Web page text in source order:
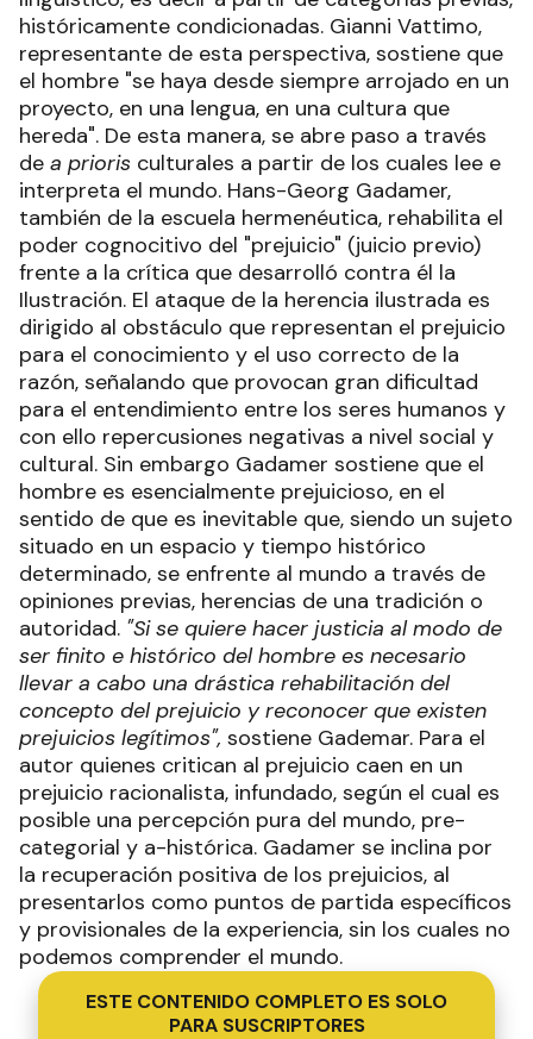
históricamente condicionadas. Gianni Vattimo,
representante de esta perspectiva, sostiene que
el hombre "se haya desde siempre arrojado en un
proyecto, en una lengua, en una cultura que
hereda". De esta manera, se abre paso a través
de a prioris culturales a partir de los cuales lee e
interpreta el mundo. Hans-Georg Gadamer,
también de la escuela hermenéutica, rehabilita el
poder cognocitivo del "prejuicio" (juicio previo)
frente a la crítica que desarrolló contra él la
Ilustración. El ataque de la herencia ilustrada es
dirigido al obstáculo que representan el prejuicio
para el conocimiento y el uso correcto de la
razón, señalando que provocan gran dificultad
para el entendimiento entre los seres humanos y
con ello repercusiones negativas a nivel social y
cultural. Sin embargo Gadamer sostiene que el
hombre es esencialmente prejuicioso, en el
sentido de que es inevitable que, siendo un sujeto
situado en un espacio y tiempo histórico
determinado, se enfrente al mundo a través de
opiniones previas, herencias de una tradición o
autoridad. "Si se quiere hacer justicia al modo de
ser finito e histórico del hombre es necesario
llevar a cabo una drástica rehabilitación del
concepto del prejuicio y reconocer que existen
prejuicios legítimos", sostiene Gademar. Para el
autor quienes critican al prejuicio caen en un
prejuicio racionalista, infundado, según el cual es
posible una percepción pura del mundo, pre-
categorial y a-histórica. Gadamer se inclina por
la recuperación positiva de los prejuicios, al
presentarlos como puntos de partida específicos
y provisionales de la experiencia, sin los cuales no
podemos comprender el mundo.
ESTE CONTENIDO COMPLETO ES SOLO
PARA SUSCRIPTORES